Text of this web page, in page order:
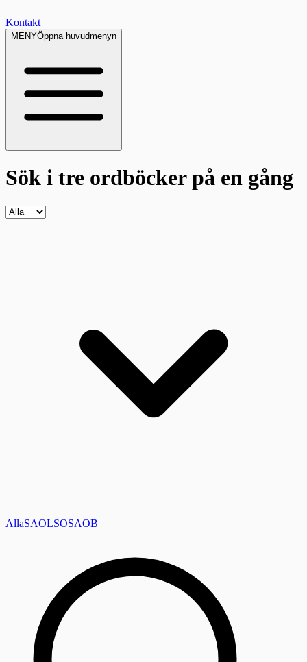
Kontakt
MENYÖppna huvudmenyn
Sök i tre ordböckerpå en gång
AllaSAOLSOSAOB